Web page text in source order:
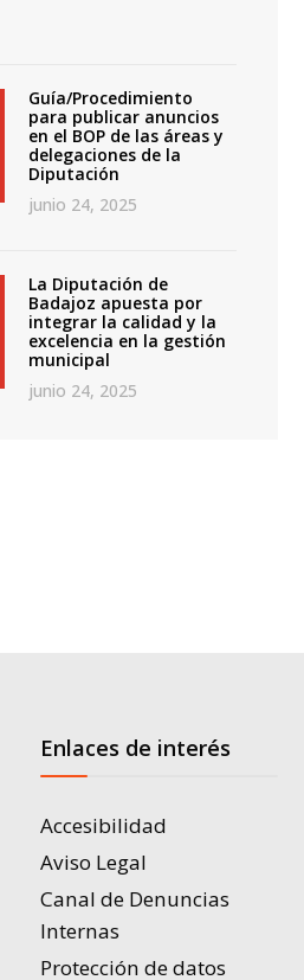
Guía/Procedimiento
para publicar anuncios
en el BOP de las áreas y
delegaciones de la
Diputación
junio 24, 2025
La Diputación de
Badajoz apuesta por
integrar la calidad y la
excelencia en la gestión
municipal
junio 24, 2025
Enlaces de interés
Accesibilidad
Aviso Legal
Canal de Denuncias
Internas
Protección de datos